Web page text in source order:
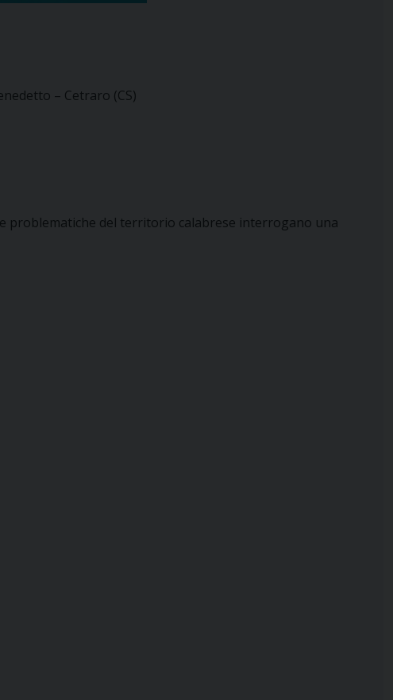
– Cetraro (CS)
e problematiche del territorio calabrese interrogano una